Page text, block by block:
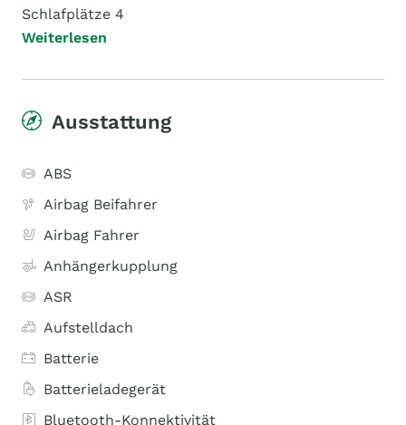
Schlafplätze 4
Weiterlesen
Ausstattung
ABS
Airbag Beifahrer
Airbag Fahrer
Anhängerkupplung
ASR
Aufstelldach
Batterie
Batterieladegerät
Bluetooth-Konnektivität